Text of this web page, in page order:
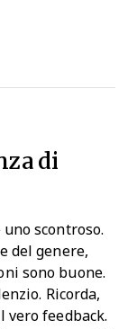
di
scontroso.
del genere,
sono buone.
Ricorda,
vero feedback.